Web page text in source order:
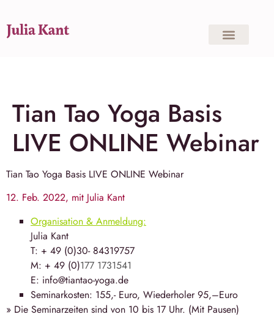
Tian Tao Yoga Basis
LIVE ONLINE Webinar
Tian Tao Yoga Basis LIVE ONLINE Webinar
12. Feb. 2022, mit Julia Kant
Organisation & Anmeldung:
Julia Kant
T: + 49 (0)30- 84319757
M: + 49 (0)177 1731541
E: info@tiantao-yoga.de
Seminarkosten: 155,- Euro, Wiederholer 95,–Euro
» Die Seminarzeiten sind von 10 bis 17 Uhr. (Mit Pausen)